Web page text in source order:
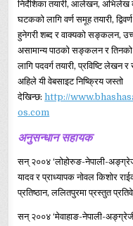
निर्देशिका तयारी, आलेखन, अभिलेख
घटकको लागि वर्ण समूह तयारी,
हुनेगरी शब्द र वाक्यको सङ्कलन,
असामान्य पाठको सङ्कलन र
लागि पदवर्ग तयारी, प्रविष्टि लेखन
अहिले यी वेबसाइट निष्क्रिय जस्तो
देखिन्छ:http://
os.com
अनुसन्धान सहायक
सन् २००४ ‘लोहोरुङ-नेपाली-
यादव र प्राध्यापक नोवल किशोर
प्रतिष्ठान, ललितपुरमा प्रस्तुत
सन् २००४ ‘मेवाहाङ-नेपाली-